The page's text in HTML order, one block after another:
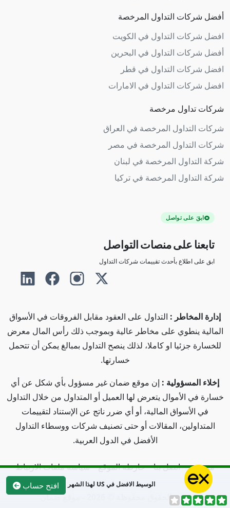
الوسيط الافضل في US لهذا الشهر افتح حساب
أفضل شركات التداول المرخصة
افضل شركات التداول في الكويت
أفضل شركات التداول في البحرين
افضل شركات التداول في قطر
افضل شركات التداول في الامارات
شركات تداول مرخصة
شركات التداول المرخصة في العراق
شركات التداول المرخصة في مصر
شركة التداول المرخصة في لبنان
شركة التداول المرخصة في تركيا
ابقَ على تواصل
تابعنا على منصات التواصل
ابق على اطلاع بأحدث تقييمات شركات التداول
إدارة المخاطر : التداول على العقود مقابل الفروقات في الأسواق
المالية ينطوي على مخاطر عالية وبموجب ذلك رأس المال معرض
للخسارة جزئيا او كاملا، لذلك ينصح التداول بمبالغ يمكن أن تتحمل
خسارتها.
إخلاء المسؤولية : إن موقع ضمان غير مسؤول بأي شكل عن أي
خسارة في الأموال يتعرض لها العميل أو المتداول من خلال التداول
في الأسواق المالية، أو أي ضرر ناتج عن الإستناد لتقييمات
المتداولين، المقالات أو حتى تصنيف شركات ووسطاء التداول
الأفضل في الدول العربية.
من نحن اتصل بنا خارطة الموقع سياسة ملفات الارتباط
جميع الحقوق محفوظة © 2026 - موقع ضمان